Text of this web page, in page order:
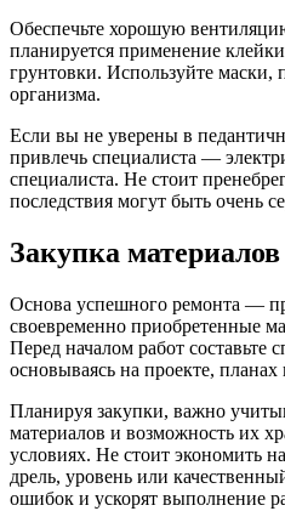
Обеспечьте хорошую
планируется применение
грунтовки. Используйте маски,
организма.
Если вы не уверены в
привлечь специалиста —
специалиста. Не стоит
последствия могут быть очень
Закупка
Основа успешного ремонта —
своевременно приобретенные
Перед началом работ составьте
основываясь на проекте, планах
Планируя закупки, важно
материалов и возможность их
условиях. Не стоит экономить
дрель, уровень или
ошибок и ускорят выполнение